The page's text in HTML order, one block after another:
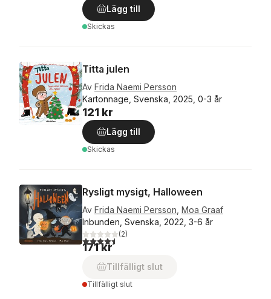
Lägg till
Skickas
Titta julen
Av Frida Naemi Persson
Kartonnage, Svenska, 2025, 0-3 år
121 kr
Lägg till
Skickas
Rysligt mysigt, Halloween
Av Frida Naemi Persson Moa Graaf
Inbunden, Svenska, 2022, 3-6 år
4,5utav 5 stjärnor. Totalt antal röster:
(2)
171 kr
Tillfälligt slut
Tillfälligt slut